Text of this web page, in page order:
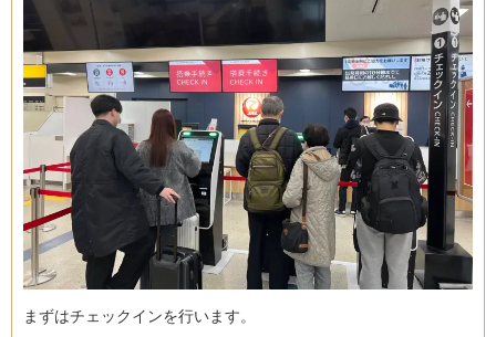
まずはチェックインを行います。